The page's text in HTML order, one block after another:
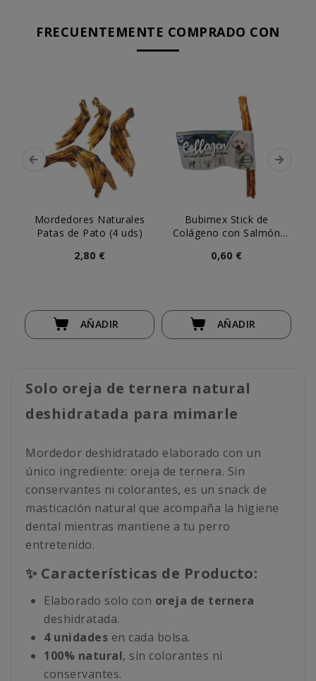
FRECUENTEMENTE COMPRADO CON
Mordedores Naturales
Patas de Pato (4 uds)
2,80 €
AÑADIR
Bubimex Stick de
Colágeno con Salmón
0,60 €
AÑADIR
Solo oreja de ternera natural
deshidratada para mimarle
Mordedor deshidratado elaborado con un
único ingrediente: oreja de ternera. Sin
conservantes ni colorantes, es un snack de
masticación natural que acompaña la higiene
dental mientras mantiene a tu perro
entretenido.
✨ Características de Producto:
Elaborado solo con oreja de ternera
deshidratada.
4 unidades en cada bolsa.
100% natural, sin colorantes ni
conservantes.